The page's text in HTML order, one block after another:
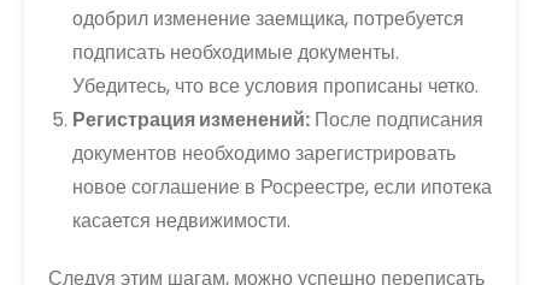
одобрил изменение заемщика, потребуется
подписать необходимые документы.
Убедитесь, что все условия прописаны четко.
Регистрация изменений: После подписания
документов необходимо зарегистрировать
новое соглашение в Росреестре, если ипотека
касается недвижимости.
Следуя этим шагам, можно успешно переписать